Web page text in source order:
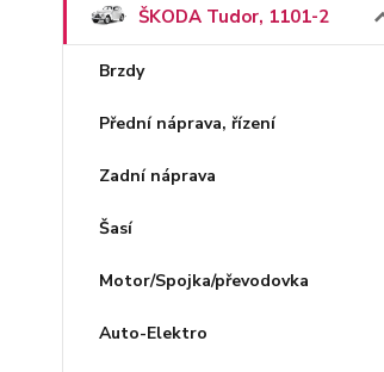
ŠKODA Tudor, 1101-2
Brzdy
Přední náprava, řízení
Zadní náprava
Šasí
Motor/Spojka/převodovka
Auto-Elektro